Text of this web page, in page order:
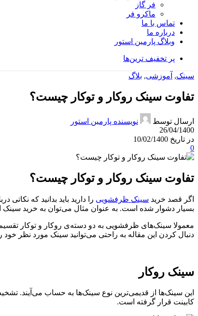
فر گاز
ماكرو فر
تماس با ما
درباره ما
وبلاگ پارمین استور
پر تخفیف ترین‌ها
سینک, آموزشی, بلاگ
تفاوت سینک روکار و توکار چیست؟
ارسال توسط
نویسنده پارمین استور
26/04/1400
در تاریخ 10/02/1400
0
تفاوت سینک روکار و توکار چیست؟
اگر قصد خرید سینک ظرفشویی را دارید باید بدانید که
بسیار دشوار شده است. به عنوان مثال می‌توان به خرید
معمولا سینک‌های ظرفشویی به دو دسته‌ی روکار و توکار
دنبال کردن این مقاله به راحتی می‌توانید سینک مورد نظر
سینک روکار
این سینک‌ها از قدیمی‌ترین نوع سینک‌ها به حساب می‌آیند.
کابینت قرار گرفته است.